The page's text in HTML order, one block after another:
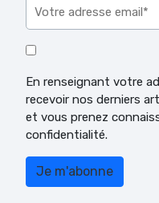
En renseignant votre
recevoir nos derniers
et vous prenez
confidentialité.